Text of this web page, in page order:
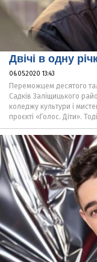
Двічі в одну
06.05.2020 13:43
Переможцем десятого
Садків Заліщицького
коледжу культури і
проєкті «Голос. Діти».